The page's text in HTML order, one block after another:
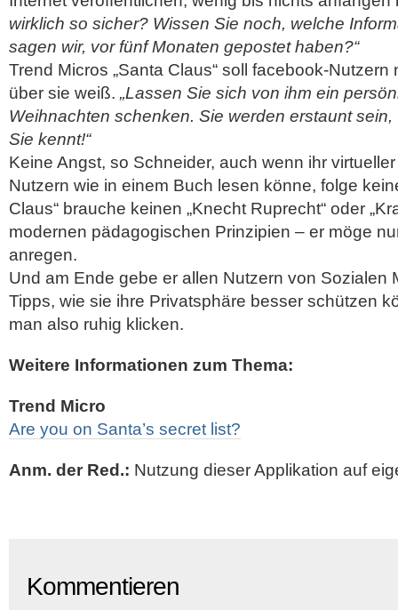
wirklich so sicher? Wissen Sie noch, welche
sagen wir, vor fünf Monaten gepostet haben?“
Trend Micros „Santa Claus“ soll facebook-
über sie weiß. „Lassen Sie sich von ihm ein
Weihnachten schenken. Sie werden erstaunt
Sie kennt!“
Keine Angst, so Schneider, auch wenn ihr
Nutzern wie in einem Buch lesen könne, folge
Claus“ brauche keinen „Knecht Ruprecht“ oder
modernen pädagogischen Prinzipien – er möge
anregen.
Und am Ende gebe er allen Nutzern von Sozialen
Tipps, wie sie ihre Privatsphäre besser schützen
man also ruhig klicken.
Weitere Informationen zum Thema:
Trend Micro
Are you on Santa’s secret list?
Anm. der Red.: Nutzung dieser Applikation auf
Kommentieren